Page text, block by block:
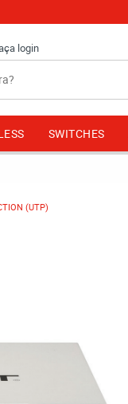
login
SWITCHES
(UTP)